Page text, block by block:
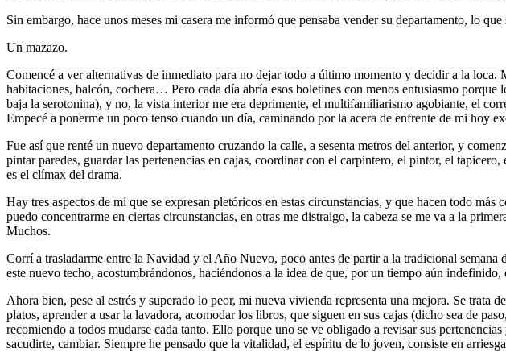
Sin embargo, hace unos meses mi casera me informó que pensaba vender su departamento, lo
Un mazazo.
Comencé a ver alternativas de inmediato para no dejar todo a último momento y decidir a la loca.
habitaciones, balcón, cochera… Pero cada día abría esos boletines con menos entusiasmo
baja la serotonina), y no, la vista interior me era deprimente, el multifamiliarismo agobiante, el
Empecé a ponerme un poco tenso cuando un día, caminando por la acera de enfrente de mi hoy
Fue así que renté un nuevo departamento cruzando la calle, a sesenta metros del anterior, y
pintar paredes, guardar las pertenencias en cajas, coordinar con el carpintero, el pintor, el
es el clímax del drama.
Hay tres aspectos de mí que se expresan pletóricos en estas circunstancias, y que hacen todo
puedo concentrarme en ciertas circunstancias, en otras me distraigo, la cabeza se me va a la
Muchos.
Corrí a trasladarme entre la Navidad y el Año Nuevo, poco antes de partir a la tradicional
este nuevo techo, acostumbrándonos, haciéndonos a la idea de que, por un tiempo aún indefinido,
Ahora bien, pese al estrés y superado lo peor, mi nueva vivienda representa una mejora. Se
platos, aprender a usar la lavadora, acomodar los libros, que siguen en sus cajas (dicho sea de
recomiendo a todos mudarse cada tanto. Ello porque uno se ve obligado a revisar sus
sacudirte, cambiar. Siempre he pensado que la vitalidad, el espíritu de lo joven, consiste en